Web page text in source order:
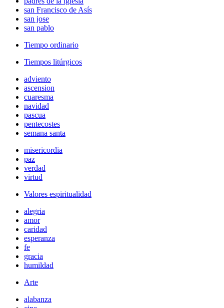
san Francisco de Asís
san jose
san pablo
Tiempo ordinario
Tiempos litúrgicos
adviento
ascension
cuaresma
navidad
pascua
pentecostes
semana santa
misericordia
paz
verdad
virtud
Valores espiritualidad
alegria
amor
caridad
esperanza
fe
gracia
humildad
Arte
alabanza